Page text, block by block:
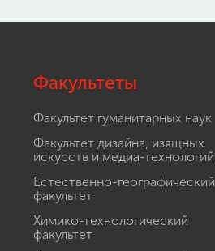
Факультеты
Факультет гуманитарных наук
Факультет дизайна, изящных
искусств и медиа-технологий
Естественно-географический
факультет
Химико-технологический
факультет